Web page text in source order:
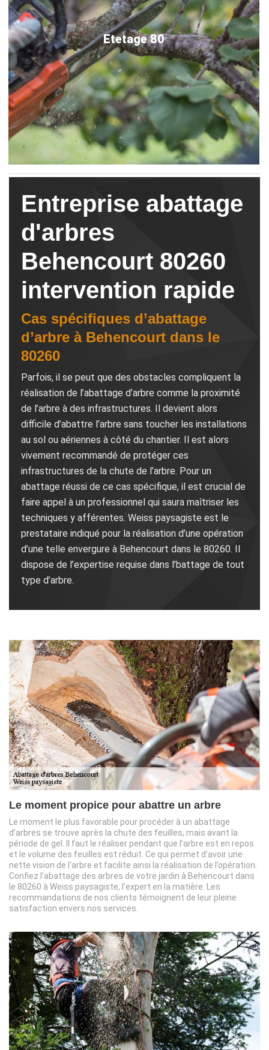
Etetage 80
Entreprise abattage
d'arbres
Behencourt 80260
intervention rapide
Cas spécifiques d’abattage
d’arbre à Behencourt dans le
80260
Parfois, il se peut que des obstacles compliquent la
réalisation de l’abattage d’arbre comme la proximité
de l’arbre à des infrastructures. Il devient alors
difficile d’abattre l’arbre sans toucher les installations
au sol ou aériennes à côté du chantier. Il est alors
vivement recommandé de protéger ces
infrastructures de la chute de l’arbre. Pour un
abattage réussi de ce cas spécifique, il est crucial de
faire appel à un professionnel qui saura maîtriser les
techniques y afférentes. Weiss paysagiste est le
prestataire indiqué pour la réalisation d’une opération
d’une telle envergure à Behencourt dans le 80260. Il
dispose de l’expertise requise dans l’battage de tout
type d’arbre.
Le moment propice pour abattre un arbre
Le moment le plus favorable pour procéder à un abattage
d’arbres se trouve après la chute des feuilles, mais avant la
période de gel. Il faut le réaliser pendant que l’arbre est en repos
et le volume des feuilles est réduit. Ce qui permet d’avoir une
nette vision de l’arbre et facilite ainsi la réalisation de l’opération.
Confiez l’abattage des arbres de votre jardin à Behencourt dans
le 80260 à Weiss paysagiste, l’expert en la matière. Les
recommandations de nos clients témoignent de leur pleine
satisfaction envers nos services.